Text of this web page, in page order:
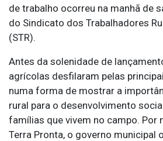
de trabalho ocorreu na manhã de
do Sindicato dos Trabalhadores
(STR).
Antes da solenidade de
agrícolas desfilaram pelas
numa forma de mostrar a
rural para o desenvolvimento
famílias que vivem no campo. Por
Terra Pronta, o governo municipal